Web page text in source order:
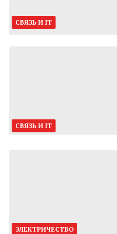
СВЯЗЬ И IT
СВЯЗЬ И IT
ЭЛЕКТРИЧЕСТВО